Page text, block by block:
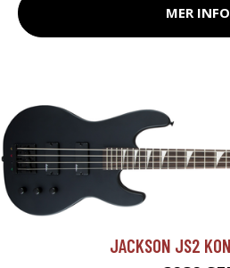
MER
JACKSON JS2